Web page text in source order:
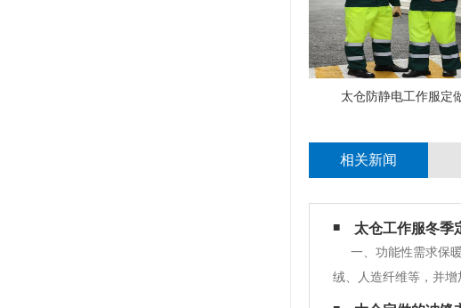
太仓防静电工作服定
相关新闻
太仓工作服冬季
一、功能性需求保
绒、人造纤维等，并
风防水性能。可以通